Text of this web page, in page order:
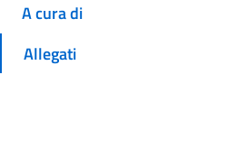
A cura di
Allegati